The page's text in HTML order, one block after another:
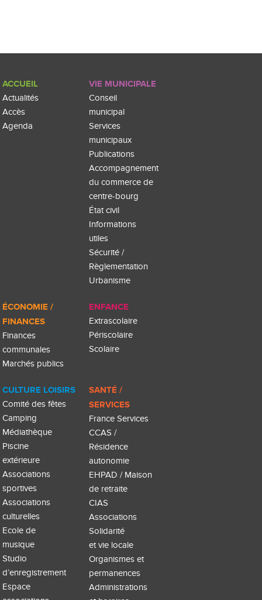
ACCUEIL
Actualités
Accès
Agenda
VIE MUNICIPALE
Conseil
municipal
Services
municipaux
Publications
Accompagnement
du commerce de
centre-bourg
État civil
Informations
utiles
Sécurité /
Règlementation
Urbanisme
ÉCONOMIE /
FINANCES
Finances
communales
Marchés publics
ENFANCE
Extrascolaire
Périscolaire
Scolaire
CULTURE LOISIRS
Comité des fêtes
Camping
Médiathèque
Piscine
extérieure
Associations
sportives
Associations
culturelles
Ecole de
musique
Studio
d’enregistrement
Espace
SANTÉ /
SERVICES
France Services
CCAS /
Résidence
autonomie
EHPAD / Maison
de retraite
CIAS
Associations
Solidarité
et vie locale
Organismes et
permanences
Administrations